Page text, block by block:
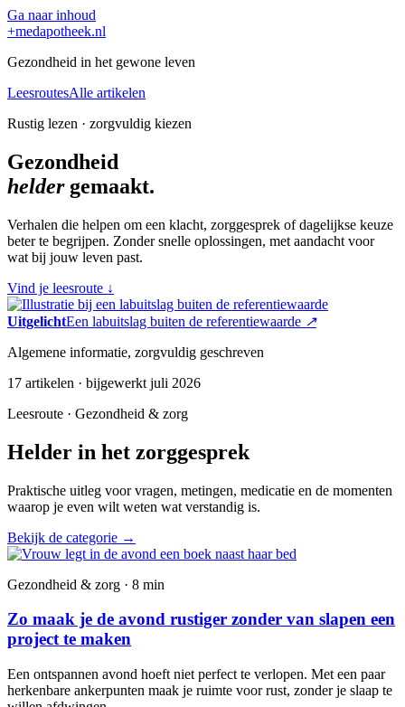
Ga naar inhoud
+medapotheek.nl
Gezondheid in het gewone leven
LeesroutesAlle artikelen
Rustig lezen · zorgvuldig kiezen
Gezondheid
heldergemaakt.
Verhalen die helpen om een klacht, zorggesprek of dagelijkse keuze
beter te begrijpen. Zonder snelle oplossingen, met aandacht voor
wat bij jouw leven past.
Vind je leesroute ↓
UitgelichtEen labuitslag buiten de referentiewaarde ↗
Algemene informatie, zorgvuldig geschreven
17 artikelen · bijgewerkt juli 2026
Leesroute · Gezondheid & zorg
Helder in het zorggesprek
Praktische uitleg voor vragen, metingen, medicatie en de momenten
waarop je even wilt weten wat verstandig is.
Bekijk de categorie →
Gezondheid & zorg · 8 min
Zo maak je de avond rustiger zonder van slapen een
project te maken
Een ontspannen avond hoeft niet perfect te verlopen. Met een paar
herkenbare ankerpunten maak je ruimte voor rust, zonder je slaap te